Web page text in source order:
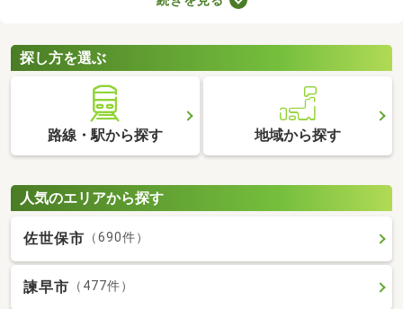
設備が備わった物件もお伝えします。子育て世帯はもちろん、こ
てくださいね。
探し方を選ぶ
路線・駅から探す 地域から探す
人気のエリアから探す
佐世保市 （690件）
諫早市 （477件）